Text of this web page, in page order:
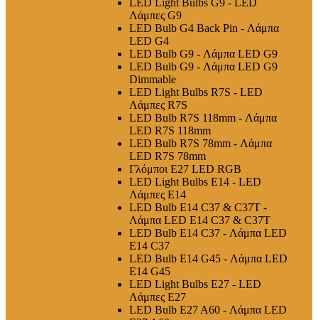
LED Light Bulbs G9 - LED
Λάμπες G9
LED Bulb G4 Back Pin - Λάμπα
LED G4
LED Bulb G9 - Λάμπα LED G9
LED Bulb G9 - Λάμπα LED G9
Dimmable
LED Light Bulbs R7S - LED
Λάμπες R7S
LED Bulb R7S 118mm - Λάμπα
LED R7S 118mm
LED Bulb R7S 78mm - Λάμπα
LED R7S 78mm
Γλόμποι E27 LED RGB
LED Light Bulbs E14 - LED
Λάμπες E14
LED Bulb E14 C37 & C37T -
Λάμπα LED E14 C37 & C37T
LED Bulb E14 C37 - Λάμπα LED
E14 C37
LED Bulb E14 G45 - Λάμπα LED
E14 G45
LED Light Bulbs E27 - LED
Λάμπες E27
LED Bulb E27 A60 - Λάμπα LED